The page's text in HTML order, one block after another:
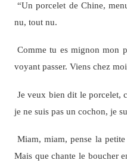
“Un porcelet de Chine,
nu, tout nu.
Comme tu es mignon mon
voyant passer. Viens chez
Je veux bien dit le porcelet,
je ne suis pas un cochon, je
Miam, miam, pense la
Mais que chante le boucher